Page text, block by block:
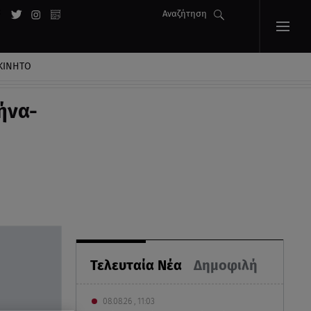
Αναζήτηση
Τελευταία Νέα Δημοφιλή
08.08.26 , 11:03